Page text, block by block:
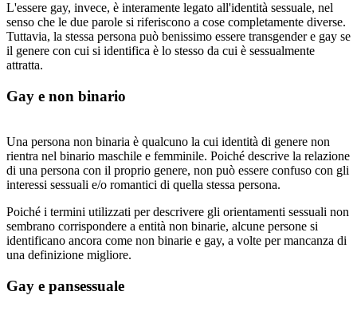
L'essere gay, invece, è interamente legato all'identità sessuale, nel
senso che le due parole si riferiscono a cose completamente diverse.
Tuttavia, la stessa persona può benissimo essere transgender e gay se
il genere con cui si identifica è lo stesso da cui è sessualmente
attratta.
Gay e non binario
Una persona non binaria è qualcuno la cui identità di genere non
rientra nel binario maschile e femminile. Poiché descrive la relazione
di una persona con il proprio genere, non può essere confuso con gli
interessi sessuali e/o romantici di quella stessa persona.
Poiché i termini utilizzati per descrivere gli orientamenti sessuali non
sembrano corrispondere a entità non binarie, alcune persone si
identificano ancora come non binarie e gay, a volte per mancanza di
una definizione migliore.
Gay e pansessuale